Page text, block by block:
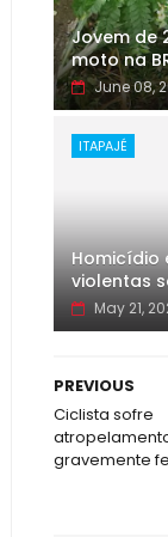
Jovem de
moto na
June 08,
ITAPAJÉ
Homicídio
violentas
May 21,
PREVIOUS
Ciclista sofre
gravemente